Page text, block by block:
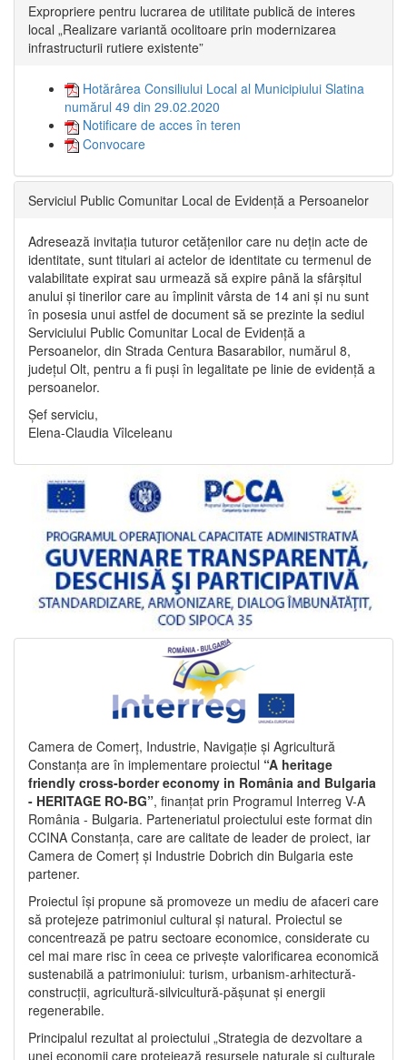
Expropriere pentru lucrarea de utilitate publică de interes
local „Realizare variantă ocolitoare prin modernizarea
infrastructurii rutiere existente”
Hotărârea Consiliului Local al Municipiului Slatina
numărul 49 din 29.02.2020
Notificare de acces în teren
Convocare
Serviciul Public Comunitar Local de Evidență a Persoanelor
Adresează invitația tuturor cetățenilor care nu dețin acte de
identitate, sunt titulari ai actelor de identitate cu termenul de
valabilitate expirat sau urmează să expire până la sfârșitul
anului și tinerilor care au împlinit vârsta de 14 ani și nu sunt
în posesia unui astfel de document să se prezinte la sediul
Serviciului Public Comunitar Local de Evidență a
Persoanelor, din Strada Centura Basarabilor, numărul 8,
județul Olt, pentru a fi puși în legalitate pe linie de evidență a
persoanelor.
Șef serviciu,
Elena-Claudia Vîlceleanu
Camera de Comerț, Industrie, Navigație și Agricultură
Constanța are în implementare proiectul “A heritage
friendly cross-border economy in România and Bulgaria
- HERITAGE RO-BG”, finanțat prin Programul Interreg V-A
România - Bulgaria. Parteneriatul proiectului este format din
CCINA Constanța, care are calitate de leader de proiect, iar
Camera de Comerț și Industrie Dobrich din Bulgaria este
partener.
Proiectul își propune să promoveze un mediu de afaceri care
să protejeze patrimoniul cultural și natural. Proiectul se
concentrează pe patru sectoare economice, considerate cu
cel mai mare risc în ceea ce privește valorificarea economică
sustenabilă a patrimoniului: turism, urbanism-arhitectură-
construcții, agricultură-silvicultură-pășunat și energii
regenerabile.
Principalul rezultat al proiectului „Strategia de dezvoltare a
unei economii care protejează resursele naturale și culturale